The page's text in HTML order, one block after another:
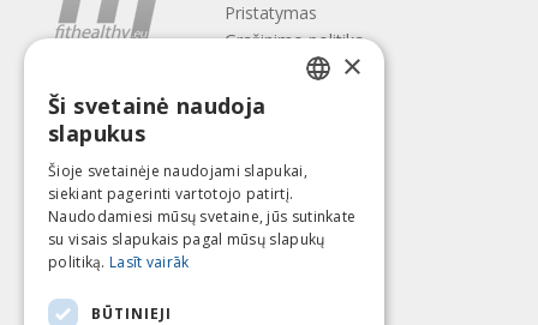
Pristatymas
Gražinimo politika
Apie mus
Kontaktai
Privatumo politika
Sekite mus Surask mus
Mokėti su
LITHUANIAN
ESTONIAN
×
Ši svetainė naudoja
slapukus
Šioje svetainėje naudojami slapukai,
siekiant pagerinti vartotojo patirtį.
Naudodamiesi mūsų svetaine, jūs sutinkate
su visais slapukais pagal mūsų slapukų
politiką. Lasīt vairāk
BŪTINIEJI